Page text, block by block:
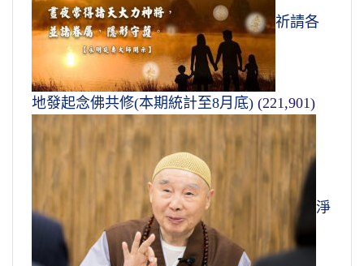
祈請各
地發起念佛共修(本期統計至8月底) (221,901)
淨